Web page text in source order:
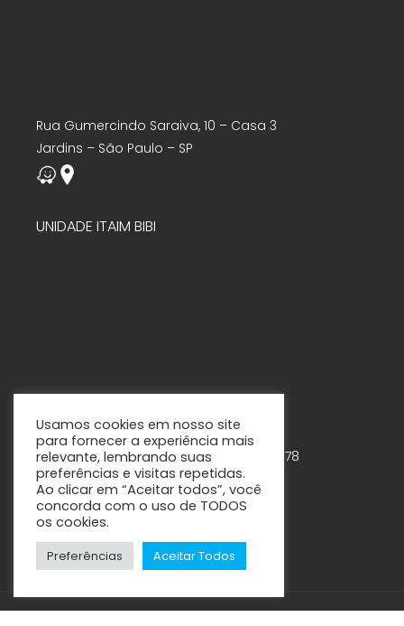
Rua Gumercindo Saraiva, 10 – Casa 3
Jardins – São Paulo – SP
UNIDADE ITAIM BIBI
Rua Tabapuã, 888 – 7º andar – Cjs. 75-78
Itaim Bibi – São Paulo - SP
Usamos cookies em nosso site
para fornecer a experiência mais
relevante, lembrando suas
preferências e visitas repetidas.
Ao clicar em “Aceitar todos”, você
concorda com o uso de TODOS
os cookies.
Preferências Aceitar Todos